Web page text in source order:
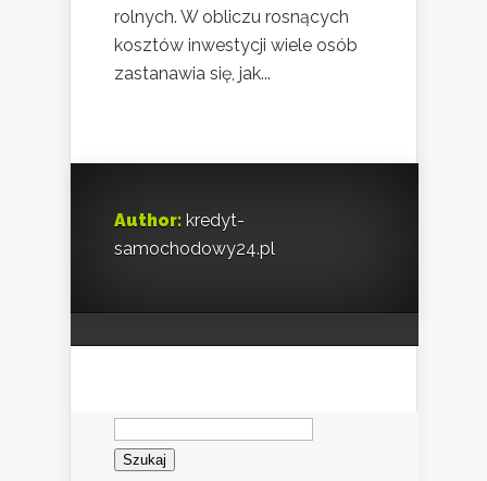
rolnych. W obliczu rosnących
kosztów inwestycji wiele osób
zastanawia się, jak...
Author: kredyt-
samochodowy24.pl
Szukaj: